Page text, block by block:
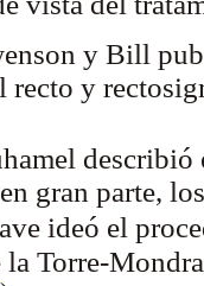
y Bill
recto y
describió
gran parte,
ideó el
la Torre-